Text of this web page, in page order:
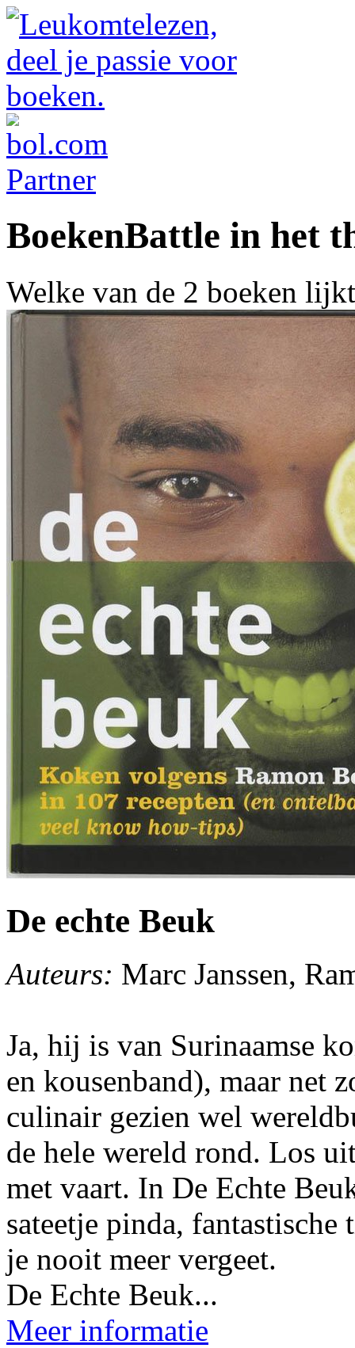
BoekenBattle in het
Welke van de 2 boeken
De echte Beuk
Auteurs: Marc Janssen,
Ja, hij is van Surinaamse
en kousenband), maar net
culinair gezien wel
de hele wereld rond. Los
met vaart. In De Echte
sateetje pinda,
je nooit meer vergeet.
De Echte Beuk...
Meer informatie